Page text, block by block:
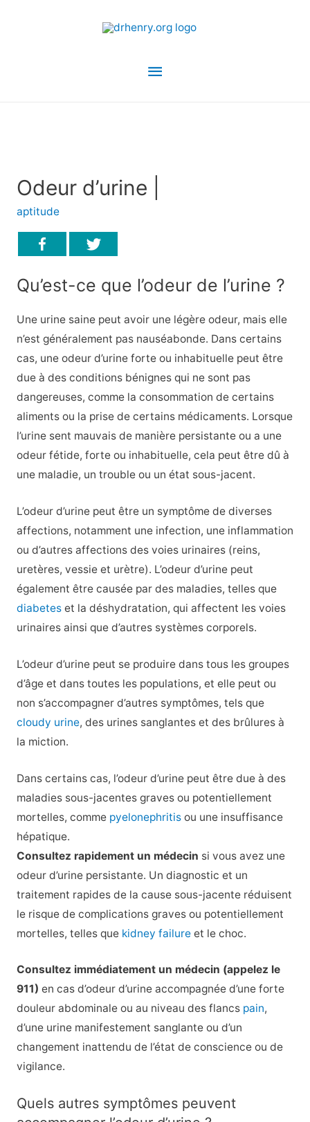
Menu
Odeur d’urine |
aptitude
Qu’est-ce que l’odeur de l’urine ?
Une urine saine peut avoir une légère odeur, mais elle
n’est généralement pas nauséabonde. Dans certains
cas, une odeur d’urine forte ou inhabituelle peut être
due à des conditions bénignes qui ne sont pas
dangereuses, comme la consommation de certains
aliments ou la prise de certains médicaments. Lorsque
l’urine sent mauvais de manière persistante ou a une
odeur fétide, forte ou inhabituelle, cela peut être dû à
une maladie, un trouble ou un état sous-jacent.
L’odeur d’urine peut être un symptôme de diverses
affections, notamment une infection, une inflammation
ou d’autres affections des voies urinaires (reins,
uretères, vessie et urètre). L’odeur d’urine peut
également être causée par des maladies, telles que
diabeteset la déshydratation, qui affectent les voies
urinaires ainsi que d’autres systèmes corporels.
L’odeur d’urine peut se produire dans tous les groupes
d’âge et dans toutes les populations, et elle peut ou
non s’accompagner d’autres symptômes, tels que
cloudy urine, des urines sanglantes et des brûlures à
la miction.
Dans certains cas, l’odeur d’urine peut être due à des
maladies sous-jacentes graves ou potentiellement
mortelles, comme pyelonephritisou une insuffisance
hépatique.
Consultez rapidement un médecin si vous avez une
odeur d’urine persistante. Un diagnostic et un
traitement rapides de la cause sous-jacente réduisent
le risque de complications graves ou potentiellement
mortelles, telles que kidney failureet le choc.
Consultez immédiatement un médecin (appelez le
911) en cas d’odeur d’urine accompagnée d’une forte
douleur abdominale ou au niveau des flancs pain,
d’une urine manifestement sanglante ou d’un
changement inattendu de l’état de conscience ou de
vigilance.
Quels autres symptômes peuvent